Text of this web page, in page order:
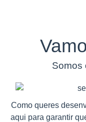
Como queres
aqui para garantir
Somos